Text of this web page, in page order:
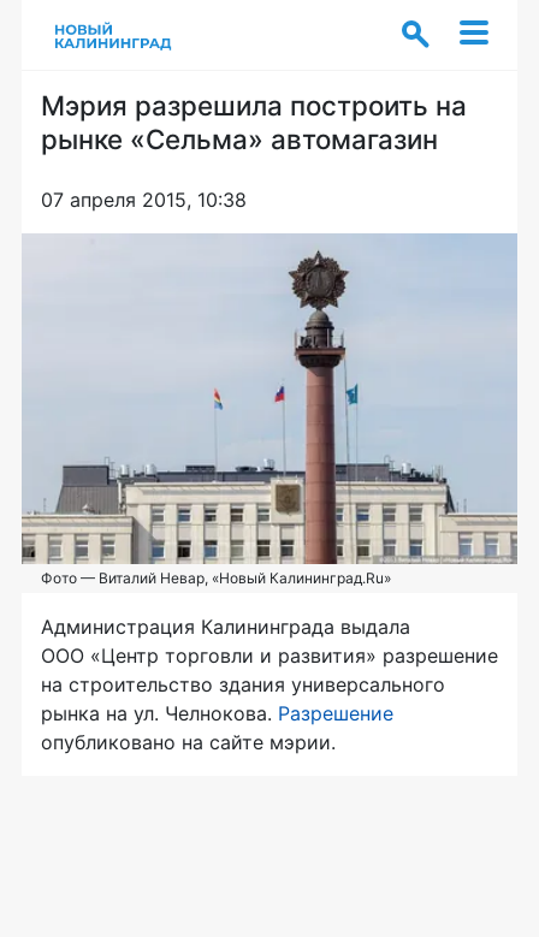
Мэрия разрешила построить на
рынке «Сельма» автомагазин
07 апреля 2015, 10:38
Фото — Виталий Невар, «Новый Калининград.Ru»
Администрация Калининграда выдала
ООО «Центр торговли и развития» разрешение
на строительство здания универсального
рынка на ул. Челнокова. Разрешение
опубликовано на сайте мэрии.